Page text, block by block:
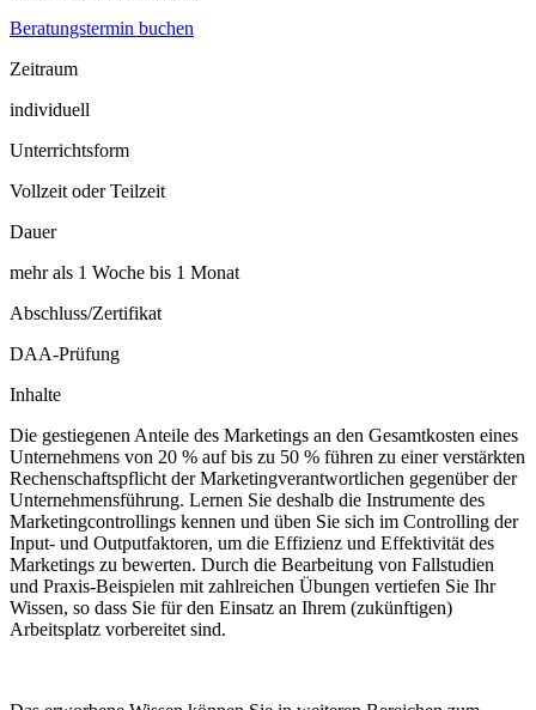
Beratungstermin buchen
Zeitraum
individuell
Unterrichtsform
Vollzeit oder Teilzeit
Dauer
mehr als 1 Woche bis 1 Monat
Abschluss/Zertifikat
DAA-Prüfung
Inhalte
Die gestiegenen Anteile des Marketings an den Gesamtkosten eines
Unternehmens von 20 % auf bis zu 50 % führen zu einer verstärkten
Rechenschaftspflicht der Marketingverantwortlichen gegenüber der
Unternehmensführung. Lernen Sie deshalb die Instrumente des
Marketingcontrollings kennen und üben Sie sich im Controlling der
Input- und Outputfaktoren, um die Effizienz und Effektivität des
Marketings zu bewerten. Durch die Bearbeitung von Fallstudien
und Praxis-Beispielen mit zahlreichen Übungen vertiefen Sie Ihr
Wissen, so dass Sie für den Einsatz an Ihrem (zukünftigen)
Arbeitsplatz vorbereitet sind.